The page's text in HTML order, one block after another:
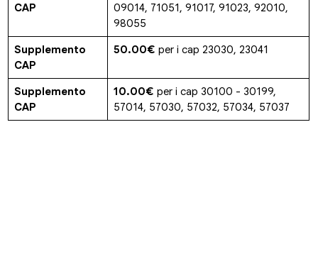
CAP
09014, 71051, 91017, 91023, 92010,
98055
Supplemento
CAP
50.00€ per i cap 23030, 23041
Supplemento
CAP
10.00€ per i cap 30100 - 30199,
57014, 57030, 57032, 57034, 57037